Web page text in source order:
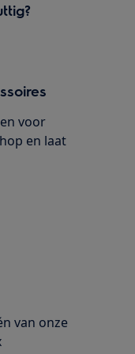
voor
en laat
van onze